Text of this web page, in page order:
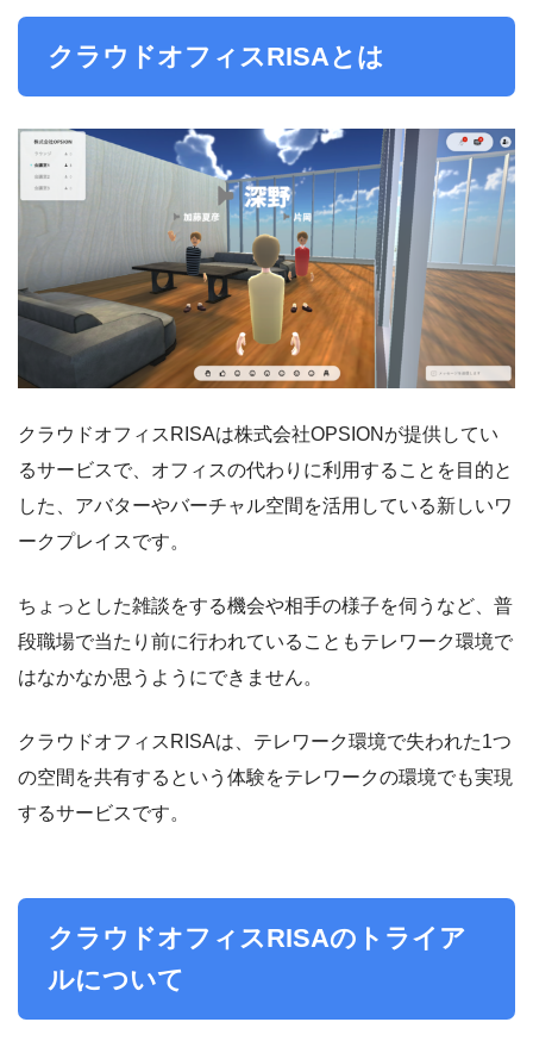
クラウドオフィスRISAとは
クラウドオフィスRISAは株式会社OPSIONが提供してい
るサービスで、オフィスの代わりに利用することを目的と
した、アバターやバーチャル空間を活用している新しいワ
ークプレイスです。
ちょっとした雑談をする機会や相手の様子を伺うなど、普
段職場で当たり前に行われていることもテレワーク環境で
はなかなか思うようにできません。
クラウドオフィスRISAは、テレワーク環境で失われた1つ
の空間を共有するという体験をテレワークの環境でも実現
するサービスです。
クラウドオフィスRISAのトライア
ルについて